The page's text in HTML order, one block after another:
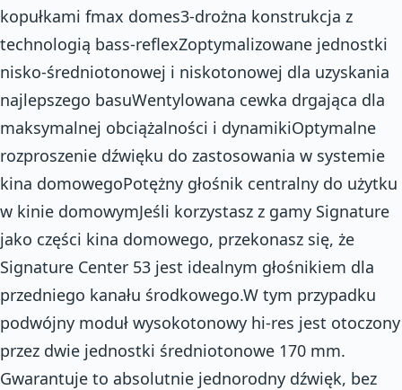
kopułkami fmax domes3-drożna konstrukcja z
technologią bass-reflexZoptymalizowane jednostki
nisko-średniotonowej i niskotonowej dla uzyskania
najlepszego basuWentylowana cewka drgająca dla
maksymalnej obciążalności i dynamikiOptymalne
rozproszenie dźwięku do zastosowania w systemie
kina domowegoPotężny głośnik centralny do użytku
w kinie domowymJeśli korzystasz z gamy Signature
jako części kina domowego, przekonasz się, że
Signature Center 53 jest idealnym głośnikiem dla
przedniego kanału środkowego.W tym przypadku
podwójny moduł wysokotonowy hi-res jest otoczony
przez dwie jednostki średniotonowe 170 mm.
Gwarantuje to absolutnie jednorodny dźwięk, bez